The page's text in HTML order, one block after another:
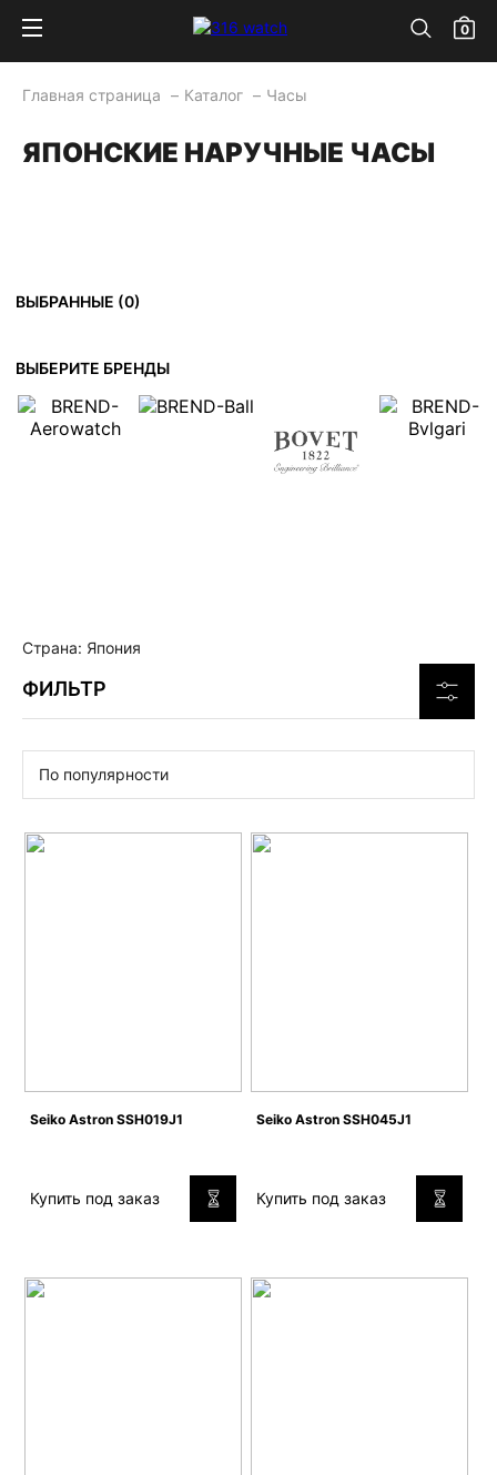
0
Главная страница Каталог Часы
ЯПОНСКИЕ НАРУЧНЫЕ ЧАСЫ
ВЫБРАННЫЕ (0)
ВЫБЕРИТЕ БРЕНДЫ
Страна: Япония
По популярности
ФИЛЬТР
Seiko Astron SSH019J1
Купить под заказ
Seiko Astron SSH045J1
Купить под заказ